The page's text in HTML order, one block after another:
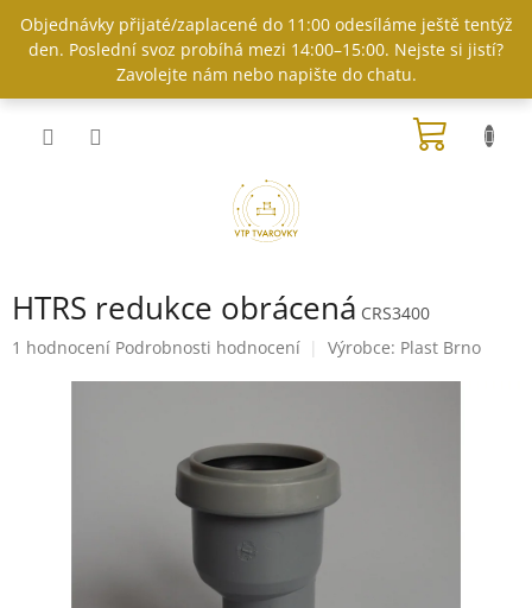
obsah
Objednávky přijaté/zaplacené do 11:00 odesíláme ještě tentýž
den. Poslední svoz probíhá mezi 14:00–15:00. Nejste si jistí?
Zavolejte nám nebo napište do chatu.
HTRS redukce obrácená CRS3400
Průměrné
1 hodnocení Podrobnosti hodnocení Výrobce: Plast Brno